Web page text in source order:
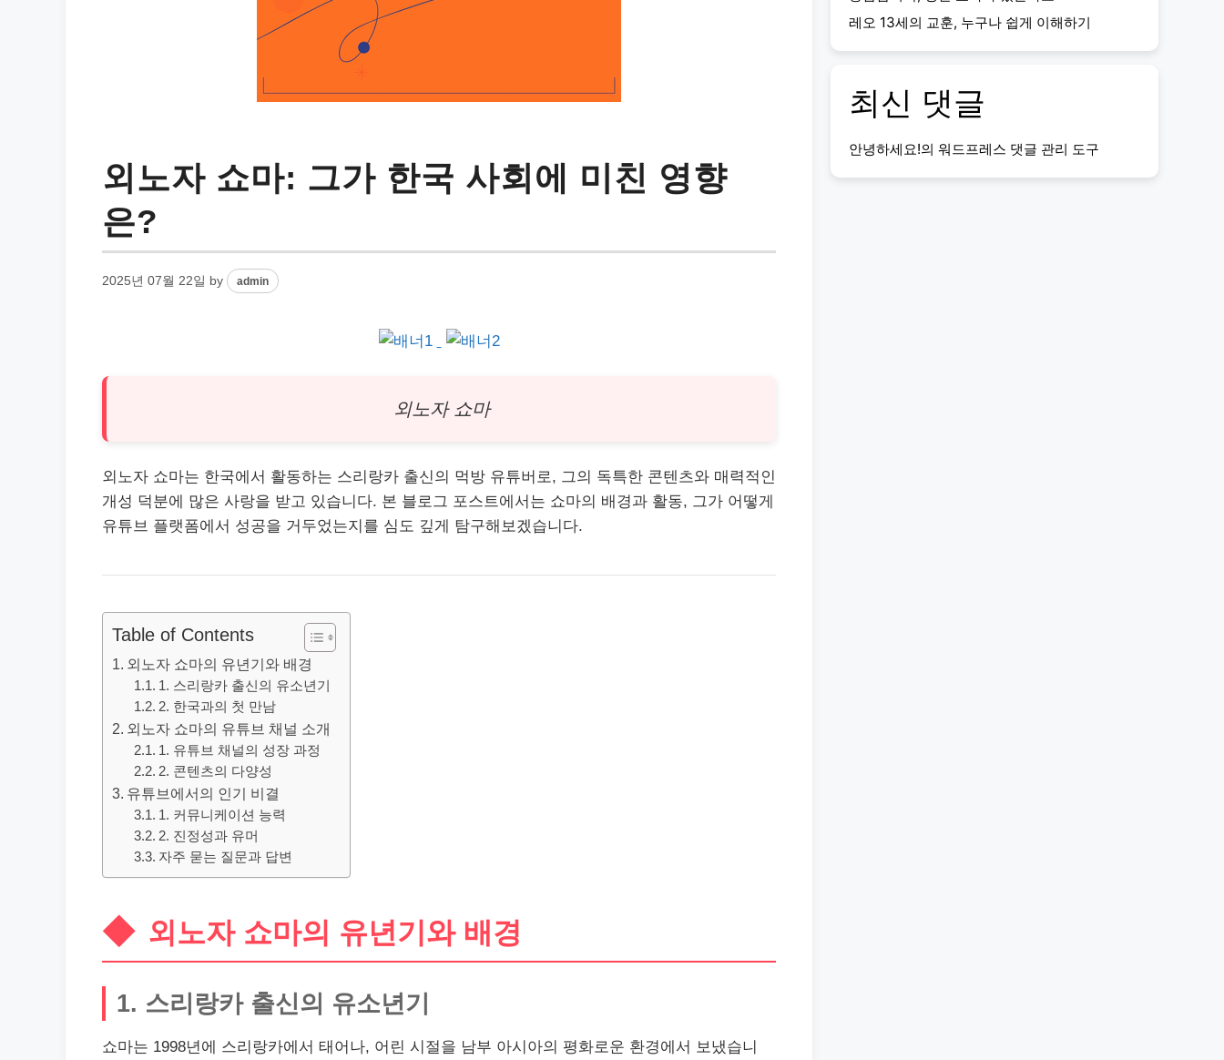
외노자 쇼마: 그가 한국 사회에 미친 영향
은?
2025년 07월 22일 by admin
외노자 쇼마
외노자 쇼마는 한국에서 활동하는 스리랑카 출신의 먹방 유튜버로, 그의 독특한 콘텐츠와 매력적인
개성 덕분에 많은 사랑을 받고 있습니다. 본 블로그 포스트에서는 쇼마의 배경과 활동, 그가 어떻게
유튜브 플랫폼에서 성공을 거두었는지를 심도 깊게 탐구해보겠습니다.
Table of Contents
외노자 쇼마의 유년기와 배경
1. 스리랑카 출신의 유소년기
2. 한국과의 첫 만남
외노자 쇼마의 유튜브 채널 소개
1. 유튜브 채널의 성장 과정
2. 콘텐츠의 다양성
유튜브에서의 인기 비결
1. 커뮤니케이션 능력
2. 진정성과 유머
자주 묻는 질문과 답변
외노자 쇼마의 유년기와 배경
1. 스리랑카 출신의 유소년기
쇼마는 1998년에 스리랑카에서 태어나, 어린 시절을 남부 아시아의 평화로운 환경에서 보냈습니
레오 13세의 교훈, 누구나 쉽게 이해하기
최신 댓글
안녕하세요!의 워드프레스 댓글 관리 도구